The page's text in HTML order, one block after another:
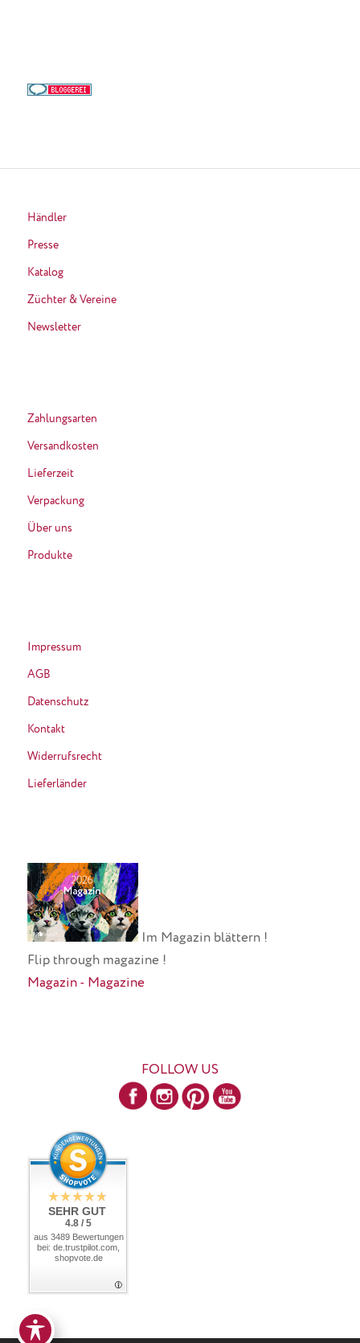
Händler
Presse
Katalog
Züchter & Vereine
Newsletter
Zahlungsarten
Versandkosten
Lieferzeit
Verpackung
Über uns
Produkte
Impressum
AGB
Datenschutz
Kontakt
Widerrufsrecht
Lieferländer
Im Magazin blättern !
Flip through magazine !
Magazin - Magazine
FOLLOW US
SEHR GUT
4.8 / 5
aus 3489 Bewertungen
bei: de.trustpilot.com,
shopvote.de